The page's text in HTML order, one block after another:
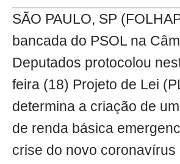
SÃO PAULO, SP
bancada do PSOL na
Deputados protocolou
feira (18) Projeto de Lei
determina a criação de
de renda básica
crise do novo coronavírus